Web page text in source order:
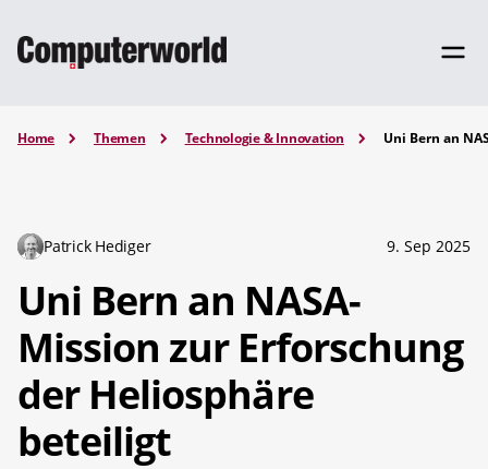
Home Themen Technologie & Innovation Uni Bern an
Patrick Hediger 9. Sep 2025
Uni Bern an NASA-
Mission zur Erforschung
der Heliosphäre
beteiligt